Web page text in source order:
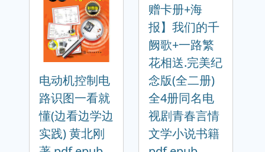
电动机控制电
路识图一看就
懂(边看边学边
实践) 黄北刚
赠卡册+海
报】我们的千
阙歌+一路繁
花相送.完美纪
念版(全二册)
全4册同名电
视剧青春言情
文学小说书籍